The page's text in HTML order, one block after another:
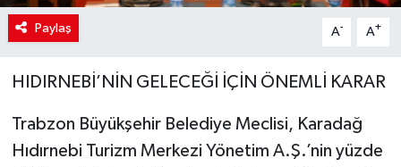
Paylaş A- A+
HIDIRNEBİ’NİN GELECEĞİ İÇİN ÖNEMLİ KARAR
Trabzon Büyükşehir Belediye Meclisi, Karadağ
Hıdırnebi Turizm Merkezi Yönetim A.Ş.’nin yüzde